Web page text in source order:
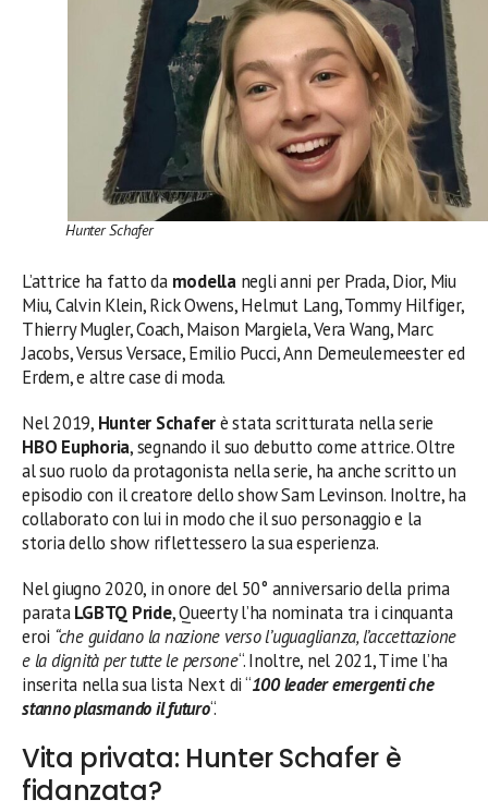
Hunter Schafer
L’attrice ha fatto da modella negli anni per Prada, Dior, Miu
Miu, Calvin Klein, Rick Owens, Helmut Lang, Tommy Hilfiger,
Thierry Mugler, Coach, Maison Margiela, Vera Wang, Marc
Jacobs, Versus Versace, Emilio Pucci, Ann Demeulemeester ed
Erdem, e altre case di moda.
Nel 2019, Hunter Schaferè stata scritturata nella serie
HBO Euphoria, segnando il suo debutto come attrice. Oltre
al suo ruolo da protagonista nella serie, ha anche scritto un
episodio con il creatore dello show Sam Levinson. Inoltre, ha
collaborato con lui in modo che il suo personaggio e la
storia dello show riflettessero la sua esperienza.
Nel giugno 2020, in onore del 50° anniversario della prima
parataLGBTQ Pride, Queerty l’ha nominata tra i cinquanta
eroi “cheguidano la nazione verso l’uguaglianza, l’accettazione
e la dignità per tutte le persone“. Inoltre, nel 2021, Time l’ha
inserita nella sua lista Next di “100 leader emergenti che
stanno plasmando il futuro“.
Vita privata: Hunter Schafer è
fidanzata?